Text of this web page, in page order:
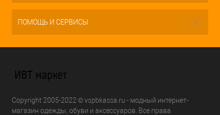
ПОМОЩЬ И СЕРВИСЫ
Copyright 2005-2022 © vspbkassa.ru - модный интернет-
магазин одежды, обуви и аксессуаров. Все права